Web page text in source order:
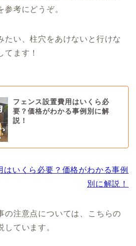
考にどうぞ。
たい、柱穴をあけないと行けな
てます！
フェンス設置費用はいくら必
要？価格がわかる事例別に解
説！
いくら必要？価格がわかる事例
別に解説！
の注意点については、こちらの
ています。